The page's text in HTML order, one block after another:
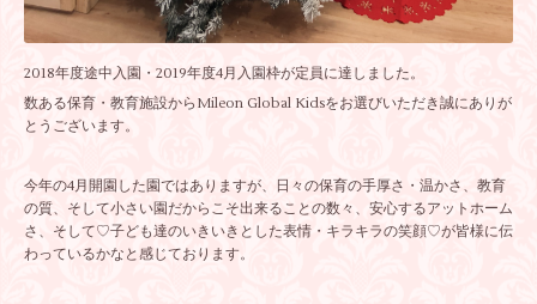
2018年度途中入園・2019年度4月入園枠が定員に達しました。
数ある保育・教育施設からMileon Global Kidsをお選びいただき誠にありが
とうございます。
今年の4月開園した園ではありますが、日々の保育の手厚さ・温かさ、教育
の質、そして小さい園だからこそ出来ることの数々、安心するアットホーム
さ、そして♡子ども達のいきいきとした表情・キラキラの笑顔♡が皆様に伝
わっているかなと感じております。